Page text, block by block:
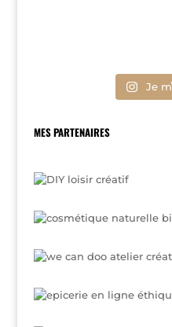
Je
MES PARTENAIRES